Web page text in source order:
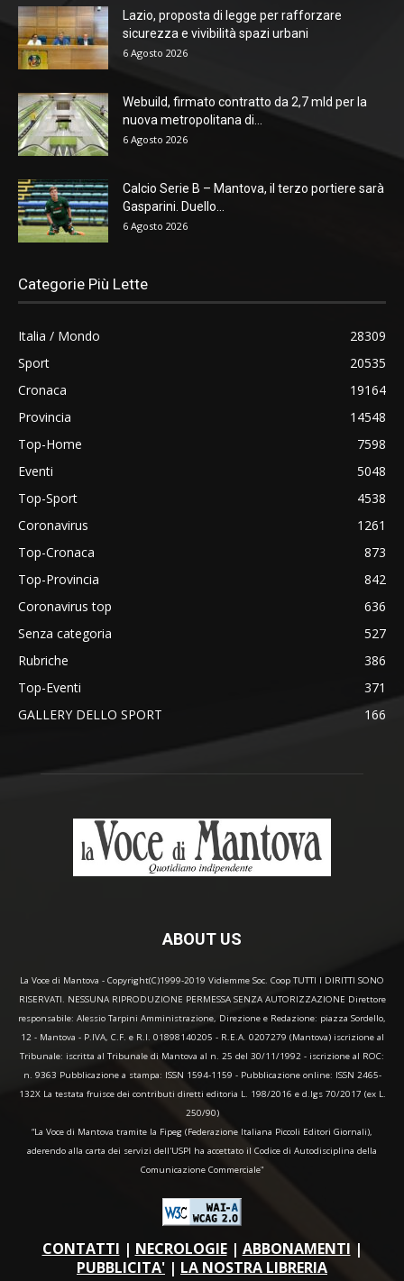
Lazio, proposta di legge per rafforzare
sicurezza e vivibilità spazi urbani
6 Agosto 2026
Webuild, firmato contratto da 2,7 mld per la
nuova metropolitana di...
6 Agosto 2026
Calcio Serie B – Mantova, il terzo portiere sarà
Gasparini. Duello...
6 Agosto 2026
Categorie Più Lette
Italia / Mondo
28309
Sport
20535
Cronaca
19164
Provincia
14548
Top-Home
7598
Eventi
5048
Top-Sport
4538
Coronavirus
1261
Top-Cronaca
873
Top-Provincia
842
Coronavirus top
636
Senza categoria
527
Rubriche
386
Top-Eventi
371
GALLERY DELLO SPORT
166
ABOUT US
La Voce di Mantova - Copyright(C)1999-2019 Vidiemme Soc. Coop TUTTI I DIRITTI SONO
RISERVATI. NESSUNA RIPRODUZIONE PERMESSA SENZA AUTORIZZAZIONE Direttore
responsabile: Alessio Tarpini Amministrazione, Direzione e Redazione: piazza Sordello,
12 - Mantova - P.IVA, C.F. e R.I. 01898140205 - R.E.A. 0207279 (Mantova) iscrizione al
Tribunale: iscritta al Tribunale di Mantova al n. 25 del 30/11/1992 - iscrizione al ROC:
n. 9363 Pubblicazione a stampa: ISSN 1594-1159 - Pubblicazione online: ISSN 2465-
132X La testata fruisce dei contributi diretti editoria L. 198/2016 e d.lgs 70/2017 (ex L.
250/90)
“La Voce di Mantova tramite la Fipeg (Federazione Italiana Piccoli Editori Giornali),
aderendo alla carta dei servizi dell'USPI ha accettato il Codice di Autodisciplina della
Comunicazione Commerciale"
CONTATTI | NECROLOGIE| ABBONAMENTI |
PUBBLICITA' | LA NOSTRA LIBRERIA